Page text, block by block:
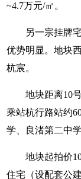
~4.7万元/㎡。
另一宗挂牌
优势明显。地块
杭宸。
地块距离10
乘站杭行路站约
学、良渚第二中
地块起拍价
住宅（设配套公